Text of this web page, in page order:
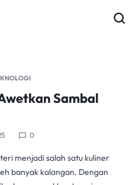
Sambal
0
teri menjadi salah satu kuliner
banyak kalangan. Dengan